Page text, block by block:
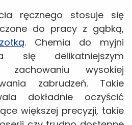
ręcznego stosuje się
do pracy z gąbką,
. Chemia do myjni
się delikatniejszym
zachowaniu wysokiej
zabrudzeń. Takie
dokładnie oczyścić
większej precyzji, takie